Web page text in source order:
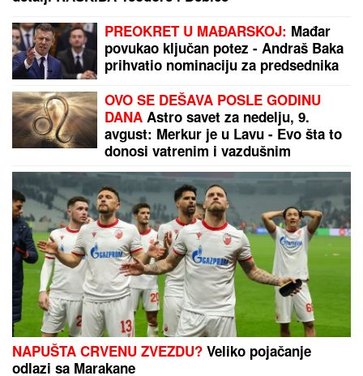
Novi Rafael Nadal gazi redom: Neka se dobro paze
Siner i Alkaras
(FOTO) "MAJA SVE PLAĆA"Asmin priznao šta se
dešava nakon rijalitija, ne odvaja se od
Marinkovićeve: Priznali kakav im je odnos nakon
skandala